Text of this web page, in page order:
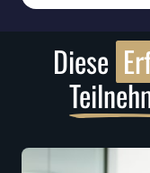
Diese